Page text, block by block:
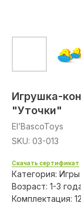
Игрушка-
"Уточки"
El’BascoToys
SKU: 03-013
Скачать сертификат
Категория:
Возраст: 1-3
Комплектация: